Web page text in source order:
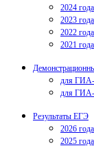
2024 года
2023 года
2022 года
2021 года
для
для
Результаты ЕГЭ
2026 года
2025 года